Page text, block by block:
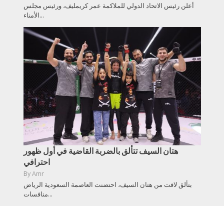
أعلن رئيس الاتحاد الدولي للملاكمة عمر كريمليف، ورئيس مجلس
الأمناء...
هتان السيف تتألق بالضربة القاضية في أول ظهور
احترافي
ByAmr
بتألق لافت من هتان السيف، احتضنت العاصمة السعودية الرياض
منافسات...